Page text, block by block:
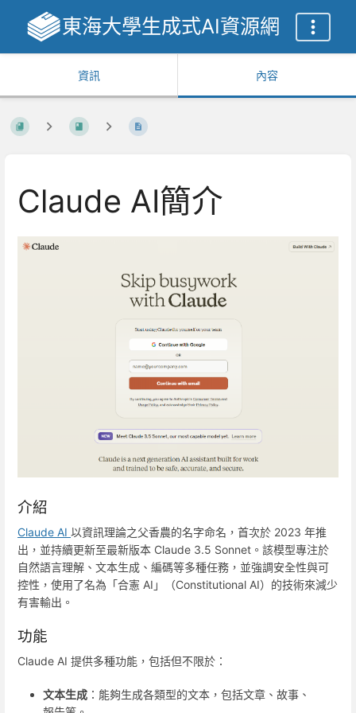
東海大學生成式AI資源網
資訊 內容
Claude AI簡介
介紹
Claude AI 以資訊理論之父香農的名字命名，首次於 2023 年推
出，並持續更新至最新版本 Claude 3.5 Sonnet。該模型專注於
自然語言理解、文本生成、編碼等多種任務，並強調安全性與可
控性，使用了名為「合憲 AI」（Constitutional AI）的技術來減少
有害輸出。
功能
Claude AI 提供多種功能，包括但不限於：
文本生成 ：能夠生成各類型的文本，包括文章、故事、